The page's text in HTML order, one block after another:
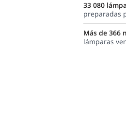
33 080
preparadas
Más de 366
lámparas